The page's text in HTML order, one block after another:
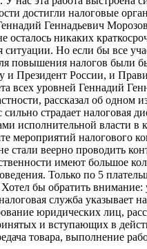
достигли налоговые
Геннадьевич
осталось никаких
Но если бы все
повышения налогов были
и Президент России, и
уровней Геннадий
рассказал об
страдает налоговая
исполнительной власти
мероприятий налогового
веерно проводить
имеют большое
Только по 5
бы обратить
служба
юридических лиц,
и вступающих в
товара, выполнение